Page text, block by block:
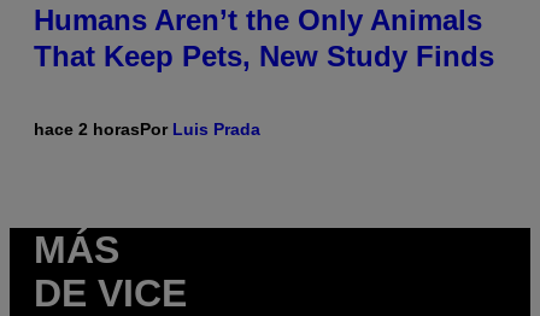
Humans Aren’t the Only Animals
That Keep Pets, New Study Finds
hace 2 horasPor Luis Prada
MÁS
DE VICE